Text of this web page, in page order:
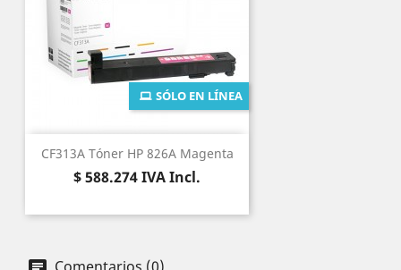
CF313A Tóner HP 826A Magenta
Precio
$ 588.274IVA Incl.
SÓLO EN LÍNEA